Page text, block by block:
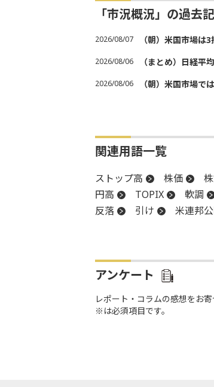
「市況概況」の過去
2026/08/07 （朝）米国市場
2026/08/06 （まとめ）日経
2026/08/06 （朝）米国市場
関連用語一覧
ストップ高 株価
円高
TOPIX 軟調
反落
引け 米連邦
アンケート
レポート・コラムの感想をお
※は必須項目です。